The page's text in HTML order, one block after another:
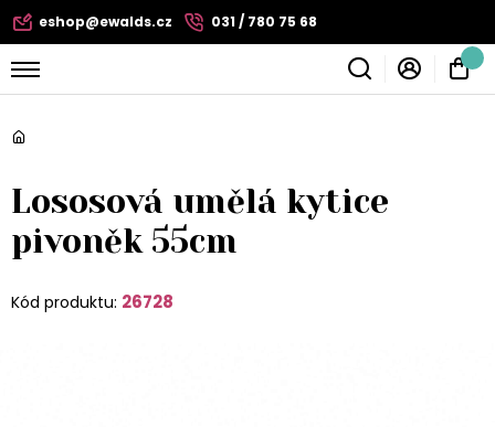
eshop@ewalds.cz 031 / 780 75 68
Lososová umělá kytice
pivoněk 55cm
Kód produktu: 26728